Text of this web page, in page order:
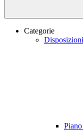
Categorie